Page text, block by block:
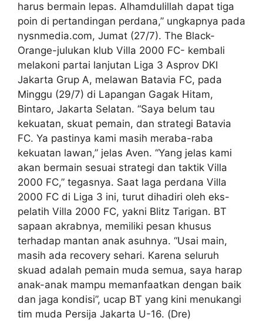
harus bermain lepas. Alhamdulillah dapat tiga
poin di pertandingan perdana,” ungkapnya pada
nysnmedia.com, Jumat (27/7). The Black-
Orange-julukan klub Villa 2000 FC- kembali
melakoni partai lanjutan Liga 3 Asprov DKI
Jakarta Grup A, melawan Batavia FC, pada
Minggu (29/7) di Lapangan Gagak Hitam,
Bintaro, Jakarta Selatan. “Saya belum tau
kekuatan, skuat pemain, dan strategi Batavia
FC. Ya pastinya kami masih meraba-raba
kekuatan lawan,” jelas Aven. “Yang jelas kami
akan bermain sesuai strategi dan taktik Villa
2000 FC,” tegasnya. Saat laga perdana Villa
2000 FC di Liga 3 ini, turut dihadiri oleh eks-
pelatih Villa 2000 FC, yakni Blitz Tarigan. BT
sapaan akrabnya, memiliki pesan khusus
terhadap mantan anak asuhnya. “Usai main,
masih ada recovery sehari. Karena seluruh
skuad adalah pemain muda semua, saya harap
anak-anak mampu memanfaatkan dengan baik
dan jaga kondisi”, ucap BT yang kini menukangi
tim muda Persija Jakarta U-16. (Dre)